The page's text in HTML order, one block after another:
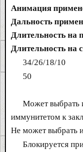
Анимация
Дальность
Длительность на
Длительность на
34/26/18/10
50
Может выбрать
иммунитетом к
Не может выбрать
Блокируется